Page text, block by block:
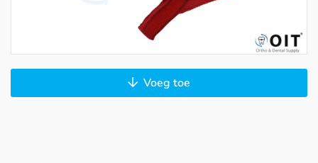
Voeg toe